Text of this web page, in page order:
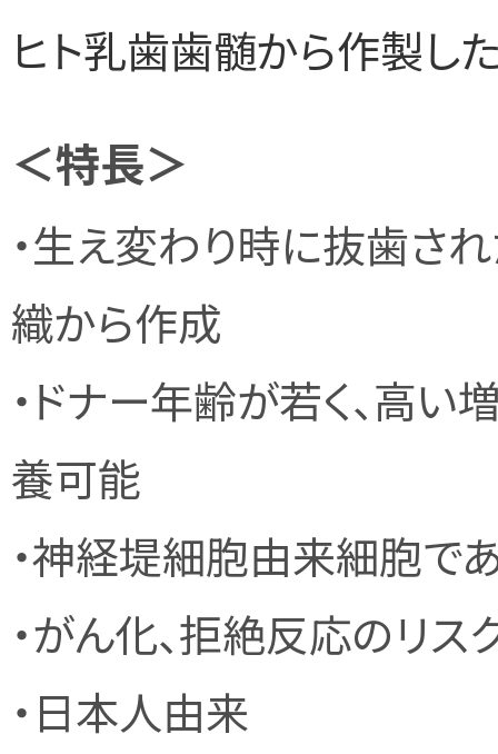
ヒト乳歯歯髄から作製し
＜特長＞
・生え変わり時に抜歯さ
織から作成
・ドナー年齢が若く、高
養可能
・神経堤細胞由来細胞で
・がん化、拒絶反応のリス
・日本人由来